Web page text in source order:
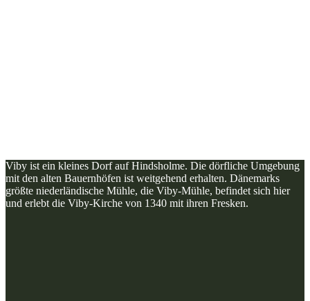
Viby ist ein kleines Dorf auf Hindsholme. Die dörfliche Umgebung
mit den alten Bauernhöfen ist weitgehend erhalten. Dänemarks
größte niederländische Mühle, die Viby-Mühle, befindet sich hier
und erlebt die Viby-Kirche von 1340 mit ihren Fresken.